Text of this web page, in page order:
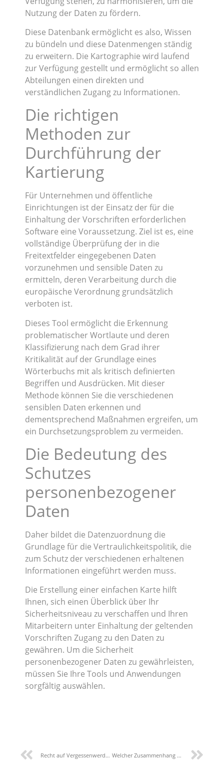
Nutzung der Daten zu fördern.
Diese Datenbank ermöglicht es also, Wissen
zu bündeln und diese Datenmengen ständig
zu erweitern. Die Kartographie wird laufend
zur Verfügung gestellt und ermöglicht so allen
Abteilungen einen direkten und
verständlichen Zugang zu Informationen.
Die richtigen
Methoden zur
Durchführung der
Kartierung
Für Unternehmen und öffentliche
Einrichtungen ist der Einsatz der für die
Einhaltung der Vorschriften erforderlichen
Software eine Voraussetzung. Ziel ist es, eine
vollständige Überprüfung der in die
Freitextfelder eingegebenen Daten
vorzunehmen und sensible Daten zu
ermitteln, deren Verarbeitung durch die
europäische Verordnung grundsätzlich
verboten ist.
Dieses Tool ermöglicht die Erkennung
problematischer Wortlaute und deren
Klassifizierung nach dem Grad ihrer
Kritikalität auf der Grundlage eines
Wörterbuchs mit als kritisch definierten
Begriffen und Ausdrücken. Mit dieser
Methode können Sie die verschiedenen
sensiblen Daten erkennen und
dementsprechend Maßnahmen ergreifen, um
ein Durchsetzungsproblem zu vermeiden.
Die Bedeutung des
Schutzes
personenbezogener
Daten
Daher bildet die Datenzuordnung die
Grundlage für die Vertraulichkeitspolitik, die
zum Schutz der verschiedenen erhaltenen
Informationen eingeführt werden muss.
Die Erstellung einer einfachen Karte hilft
Ihnen, sich einen Überblick über Ihr
Sicherheitsniveau zu verschaffen und Ihren
Mitarbeitern unter Einhaltung der geltenden
Vorschriften Zugang zu den Daten zu
gewähren. Um die Sicherheit
personenbezogener Daten zu gewährleisten,
müssen Sie Ihre Tools und Anwendungen
sorgfältig auswählen.
Recht auf Vergessenwerden: Google und die DSGVO Welcher Zusammenhang besteht zwischen DSGVO und HR?